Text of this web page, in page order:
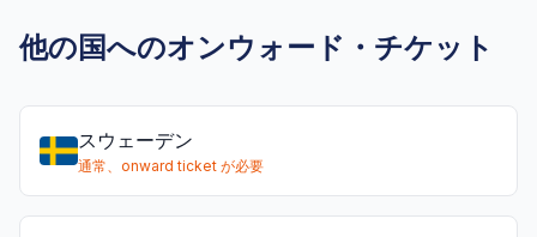
他の国へのオンウォード・チケット
スウェーデン
通常、onward ticket が必要